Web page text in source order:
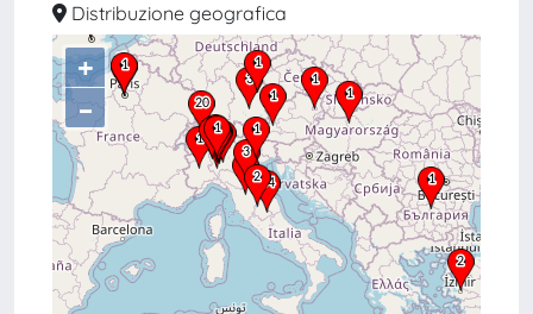
Distribuzione geografica
+
–